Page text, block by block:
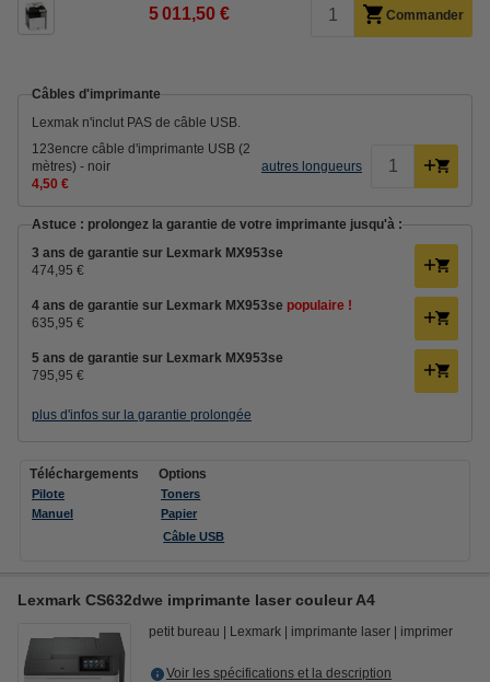
5 011,50 € Commander
Câbles d'imprimante
Lexmak n'inclut PAS de câble USB.
123encre câble d'imprimante USB (2
mètres) - noir
4,50 €
autres longueurs
Astuce : prolongez la garantie de votre imprimante jusqu'à :
3 ans de garantie sur Lexmark MX953se
474,95 €
4 ans de garantie sur Lexmark MX953se populaire !
635,95 €
5 ans de garantie sur Lexmark MX953se
795,95 €
plus d'infos sur la garantie prolongée
Téléchargements
Pilote
Manuel
Options
Toners
Papier
Câble USB
Lexmark CS632dwe imprimante laser couleur A4
petit bureau Lexmark imprimante laser imprimer
Voir les spécifications et la description